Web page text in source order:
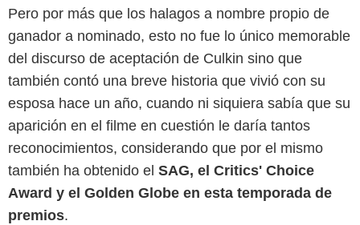
Pero por más que los halagos a nombre propio de
ganador a nominado, esto no fue lo único memorable
del discurso de aceptación de Culkin sino que
también contó una breve historia que vivió con su
esposa hace un año, cuando ni siquiera sabía que su
aparición en el filme en cuestión le daría tantos
reconocimientos, considerando que por el mismo
también ha obtenido el SAG, el Critics' Choice
Award y el Golden Globe en esta temporada de
premios.
Vanity Fair